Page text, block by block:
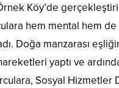
Köy’de
hem mental hem
Doğa manzarası
yaptı ve
Sosyal Hizmetler